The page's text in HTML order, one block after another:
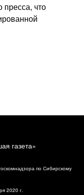
пресса, что
газета»
по Сибирскому
2020 г.